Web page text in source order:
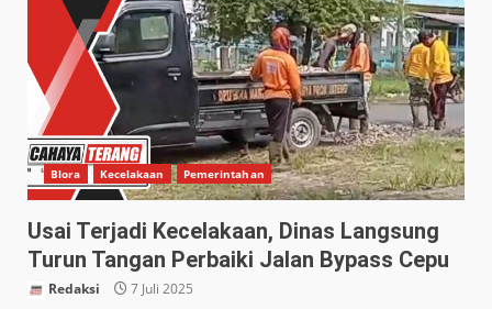
Blora Kecelakaan Pemerintahan
Usai Terjadi Kecelakaan, Dinas Langsung
Turun Tangan Perbaiki Jalan Bypass Cepu
Redaksi 7 Juli 2025